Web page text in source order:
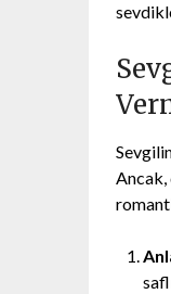
Ancak,